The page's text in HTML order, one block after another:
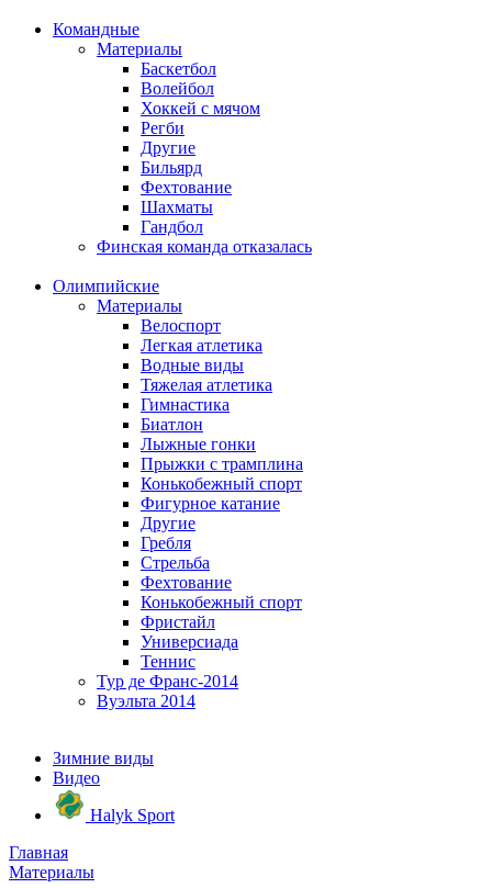
Командные
Материалы
Баскетбол
Волейбол
Хоккей с мячом
Регби
Другие
Бильярд
Фехтование
Шахматы
Гандбол
Финская команда отказалась
Олимпийские
Материалы
Велоспорт
Легкая атлетика
Водные виды
Тяжелая атлетика
Гимнастика
Биатлон
Лыжные гонки
Прыжки с трамплина
Конькобежный спорт
Фигурное катание
Другие
Гребля
Стрельба
Фехтование
Конькобежный спорт
Фристайл
Универсиада
Теннис
Тур де Франс-2014
Вуэльта 2014
Зимние виды
Видео
Halyk Sport
Главная
Материалы